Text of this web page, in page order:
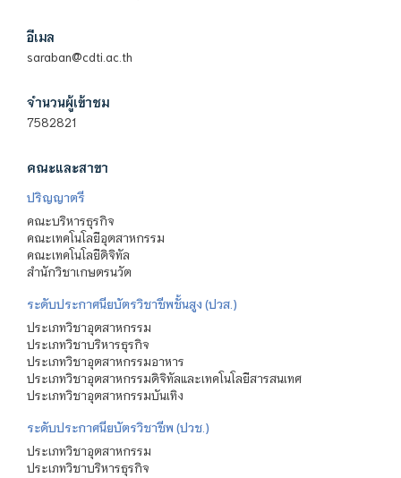
อีเมล
saraban@cdti.ac.th
จำนวนผู้เข้าชม
7582821
คณะและสาขา
ปริญญาตรี
คณะบริหารธุรกิจ
คณะเทคโนโลยีอุตสาหกรรม
คณะเทคโนโลยีดิจิทัล
สำนักวิชาเกษตรนวัต
ระดับประกาศนียบัตรวิชาชีพชั้นสูง (ปวส.)
ประเภทวิชาอุตสาหกรรม
ประเภทวิชาบริหารธุรกิจ
ประเภทวิชาอุตสาหกรรมอาหาร
ประเภทวิชาอุตสาหกรรมดิจิทัลและเทคโนโลยีสารสนเทศ
ประเภทวิชาอุตสาหกรรมบันเทิง
ระดับประกาศนียบัตรวิชาชีพ (ปวช.)
ประเภทวิชาอุตสาหกรรม
ประเภทวิชาบริหารธุรกิจ